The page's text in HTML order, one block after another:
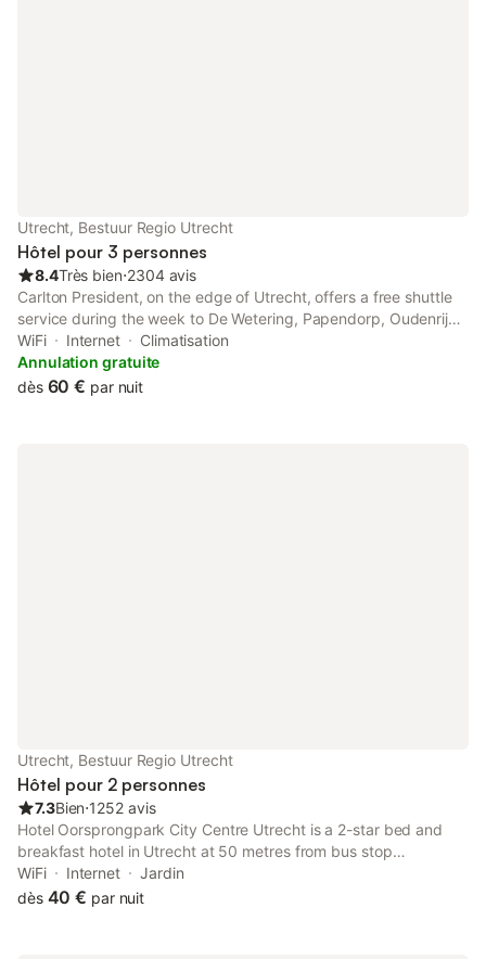
Utrecht, Bestuur Regio Utrecht
Hôtel pour 3 personnes
8.4Très bien⋅2304 avis
Carlton President, on the edge of Utrecht, offers a free shuttle
service during the week to De Wetering, Papendorp, Oudenrijn
and Maarssen Railway Station.
WiFi Internet
Climatisation
Annulation gratuite
dès 60 € par nuit
Utrecht, Bestuur Regio Utrecht
Hôtel pour 2 personnes
7.3Bien⋅1252 avis
Hotel Oorsprongpark City Centre Utrecht is a 2-star bed and
breakfast hotel in Utrecht at 50 metres from bus stop
"Oorsprongpark".
WiFi Internet
Jardin
dès 40 € par nuit